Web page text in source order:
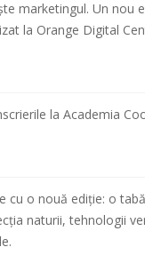
marketingul. Un nou
la Orange Digital
la Academia
cu o nouă ediție: o
naturii, tehnologii